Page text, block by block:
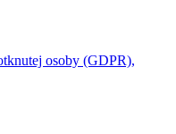
osoby (GDPR),